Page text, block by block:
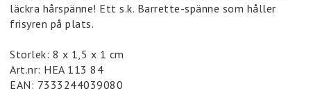
läckra hårspänne! Ett s.k. Barrette-spänne som håller
frisyren på plats.
Storlek: 8 x 1,5 x 1 cm
Art.nr: HEA 113 84
EAN: 7333244039080